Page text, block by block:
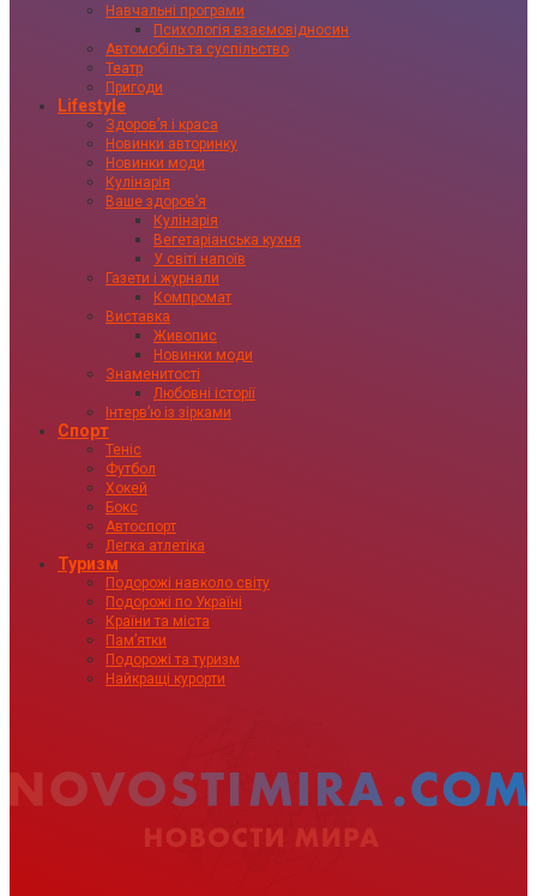
Навчальні програми
Психологія взаємовідносин
Автомобіль та суспільство
Театр
Пригоди
Lifestyle
Здоровʼя і краса
Новинки авторинку
Новинки моди
Кулінарія
Ваше здоровʼя
Кулінарія
Вегетаріанська кухня
У світі напоїв
Газети і журнали
Компромат
Виставка
Живопис
Новинки моди
Знаменитості
Любовні історії
Інтервʼю із зірками
Спорт
Теніс
Футбол
Хокей
Бокс
Автоспорт
Легка атлетіка
Туризм
Подорожі навколо світу
Подорожі по Україні
Країни та міста
Пам’ятки
Подорожі та туризм
Найкращі курорти